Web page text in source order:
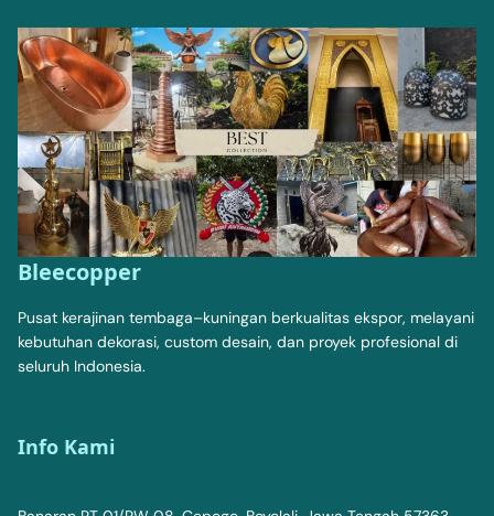
Bleecopper
Pusat kerajinan tembaga–kuningan berkualitas ekspor, melayani
kebutuhan dekorasi, custom desain, dan proyek profesional di
seluruh Indonesia.
Info Kami